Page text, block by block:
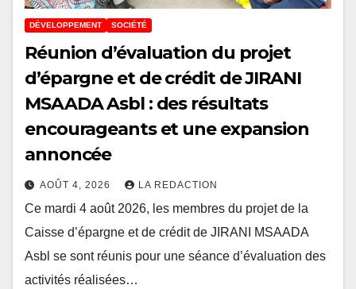
DÉVELOPPEMENT SOCIÉTÉ
Réunion d’évaluation du projet
d’épargne et de crédit de JIRANI
MSAADA Asbl : des résultats
encourageants et une expansion
annoncée
AOÛT 4, 2026 LA REDACTION
Ce mardi 4 août 2026, les membres du projet de la
Caisse d’épargne et de crédit de JIRANI MSAADA
Asbl se sont réunis pour une séance d’évaluation des
activités réalisées…